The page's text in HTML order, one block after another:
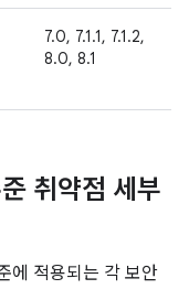
7.0, 7.1.1, 7.1.2,
8.0, 8.1
취약점 세부
적용되는 각 보안